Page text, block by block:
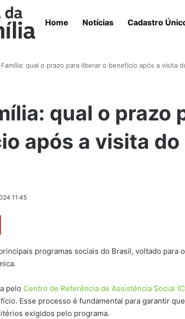
Home Notícias Cadastro
Família: qual o prazo para liberar o benefício após a visita
qual o prazo
após a visita do
11:45
Pinterest
programas sociais do Brasil, voltado para
pelo Centro de Referência de Assistência Social
Esse processo é fundamental para garantir
exigidos pelo programa.